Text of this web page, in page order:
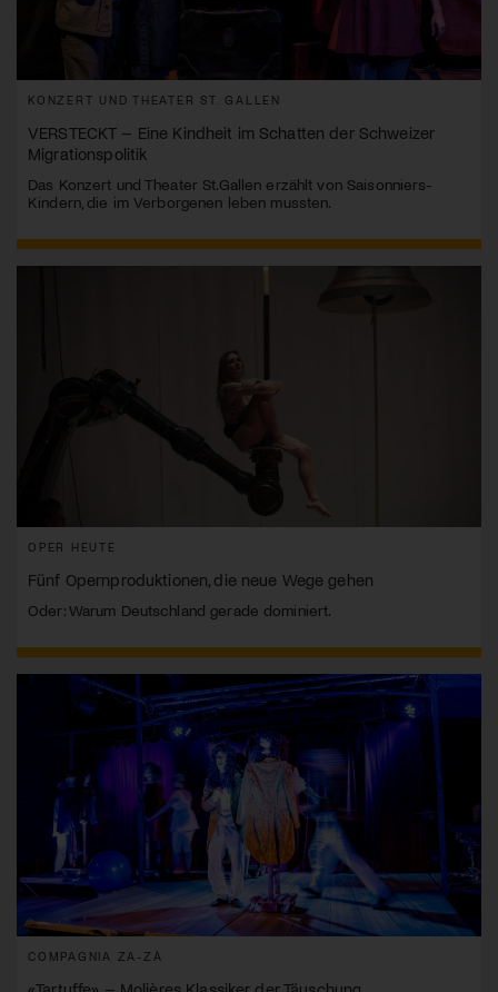
KONZERT UND THEATER ST. GALLEN
VERSTECKT – Eine Kindheit im Schatten der Schweizer
Migrationspolitik
Das Konzert und Theater St.Gallen erzählt von Saisonniers-
Kindern, die im Verborgenen leben mussten.
OPER HEUTE
Fünf Opernproduktionen, die neue Wege gehen
Oder: Warum Deutschland gerade dominiert.
COMPAGNIA ZA-ZÀ